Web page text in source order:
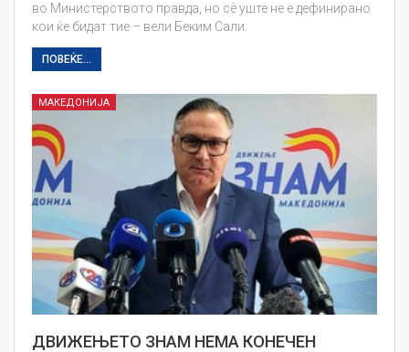
во Министерството правда, но сѐ уште не е дефинирано
кои ќе бидат тие – вели Беким Сали.
ПОВЕЌЕ...
МАКЕДОНИЈА
ДВИЖЕЊЕТО ЗНАМ НЕМА КОНЕЧЕН